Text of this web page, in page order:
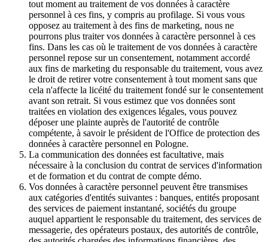
tout moment au traitement de vos données à caractère
personnel à ces fins, y compris au profilage. Si vous vous
opposez au traitement à des fins de marketing, nous ne
pourrons plus traiter vos données à caractère personnel à ces
fins. Dans les cas où le traitement de vos données à caractère
personnel repose sur un consentement, notamment accordé
aux fins de marketing du responsable du traitement, vous avez
le droit de retirer votre consentement à tout moment sans que
cela n'affecte la licéité du traitement fondé sur le consentement
avant son retrait. Si vous estimez que vos données sont
traitées en violation des exigences légales, vous pouvez
déposer une plainte auprès de l'autorité de contrôle
compétente, à savoir le président de l'Office de protection des
données à caractère personnel en Pologne.
La communication des données est facultative, mais
nécessaire à la conclusion du contrat de services d'information
et de formation et du contrat de compte démo.
Vos données à caractère personnel peuvent être transmises
aux catégories d'entités suivantes : banques, entités proposant
des services de paiement instantané, sociétés du groupe
auquel appartient le responsable du traitement, des services de
messagerie, des opérateurs postaux, des autorités de contrôle,